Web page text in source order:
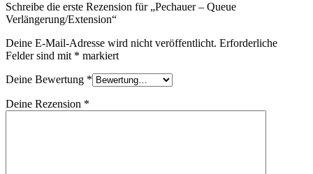
Schreibe die erste Rezension für „Pechauer – Queue
Verlängerung/Extension“
Deine E-Mail-Adresse wird nicht veröffentlicht. Erforderliche
Felder sind mit * markiert
Deine Bewertung *
Deine Rezension *